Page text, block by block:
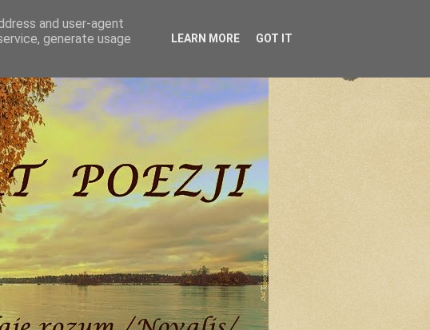
and user-agent
generate usage
LEARN MORE GOT IT